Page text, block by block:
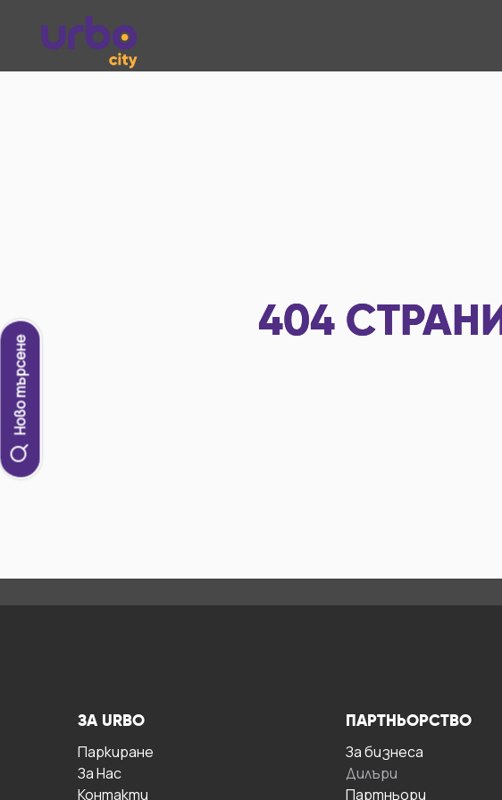
Ново търсене
404
ЗА URBO
Паркиране
За Hас
Контакти
ПАРТНЬОРСТВО
За бизнесa
Дилъри
Партньори